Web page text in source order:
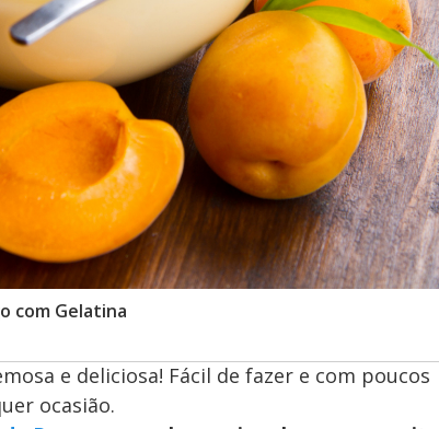
com Gelatina
e deliciosa! Fácil de fazer e com poucos
ocasião.